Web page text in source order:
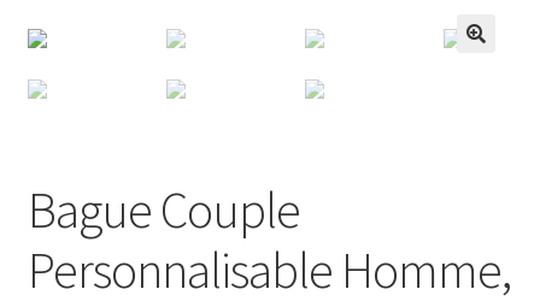
Livres
Bague Couple
Personnalisable Homme,